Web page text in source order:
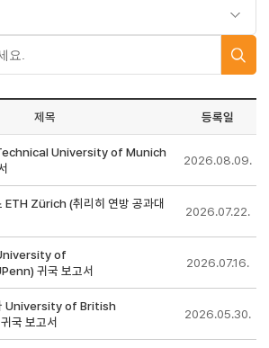
제목 등록일
University of Munich
2026.08.09.
ETH Zürich (취리히 연방 공과대
2026.07.22.
of
귀국 보고서
2026.07.16.
University of British
국 보고서
2026.05.30.